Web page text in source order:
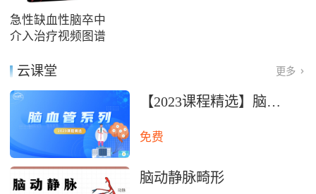
急性缺血性脑卒中
介入治疗视频图谱
云课堂 更多
【2023课程精选】脑血管系列
免费
脑动静脉畸形